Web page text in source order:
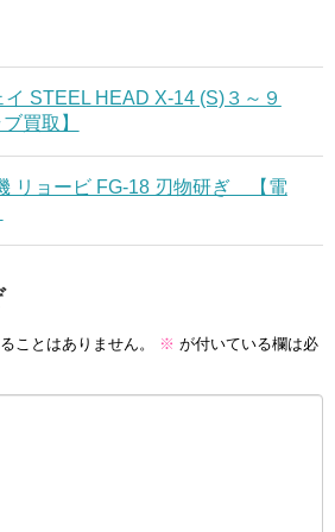
イ STEEL HEAD X-14 (S)３～９
買取】
リョービ FG-18 刃物研ぎ 【電
ことはありません。 ※ が付いている欄は必